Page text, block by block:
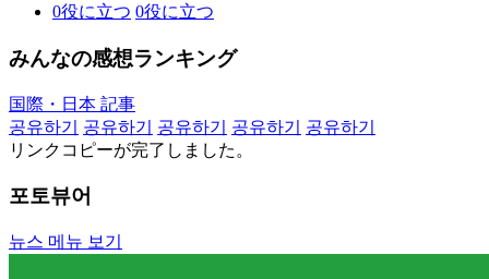
0役に立つ 0役に立つ
みんなの感想ランキング
国際・日本 記事
공유하기
공유하기 공유하기 공유하기
공유하기
リンクコピーが完了しました。
포토뷰어
뉴스 메뉴 보기